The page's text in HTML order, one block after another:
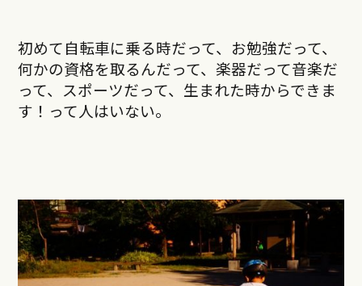
初めて自転車に乗る時だって、お勉強だって、
何かの資格を取るんだって、楽器だって音楽だ
って、スポーツだって、生まれた時からできま
す！って人はいない。